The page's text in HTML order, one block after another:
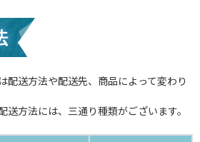
配送方法や配送先、商品によって変わり
送方法には、三通り種類がございます。